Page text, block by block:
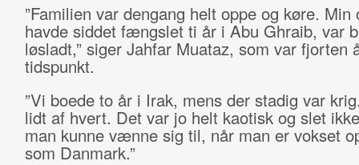
”Familien var dengang helt oppe og køre. Min
havde siddet fængslet ti år i Abu Ghraib, var
løsladt,” siger Jahfar Muataz, som var fjorten
tidspunkt.
”Vi boede to år i Irak, mens der stadig var
lidt af hvert. Det var jo helt kaotisk og slet
man kunne vænne sig til, når man er vokset
som Danmark.”